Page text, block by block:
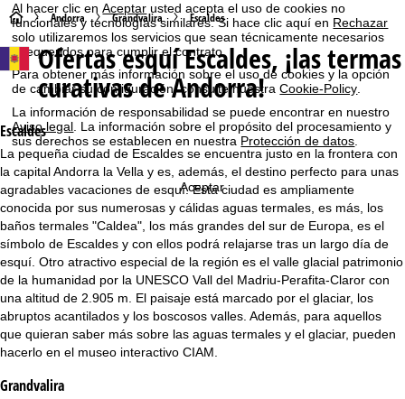
Al hacer clic enAceptar usted acepta el uso de cookies no
funcionales y tecnologías similares. Si hace clic aquí en Rechazar
solo utilizaremos los servicios que sean técnicamente necesarios
y requeridos para cumplir el contrato.
Para obtener más información sobre el uso de cookies y la opción
de cambiar su configuración, consulte nuestraCookie-Policy
La información de responsabilidad se puede encontrar en nuestro
Aviso legal . La información sobre el propósito del procesamiento y
sus derechos se establecen en nuestra Protección de datos
Aceptar
P
á
g
i
a
p
r
i
n
c
Andorra Grandvalira Escaldes
Ofertas esquíEscaldes, ¡las termas
curativas de Andorra!
Escaldes
La pequeña ciudad de Escaldes se encuentra justo en la frontera con
la capital Andorra la Vella y es, además, el destino perfecto para unas
agradables vacaciones de esquí. Esta ciudad es ampliamente
conocida por sus numerosas y cálidas aguas termales, es más, los
baños termales "Caldea", los más grandes del sur de Europa, es el
símbolo de Escaldes y con ellos podrá relajarse tras un largo día de
esquí. Otro atractivo especial de la región es el valle glacial patrimonio
de la humanidad por la UNESCO Vall del Madriu-Perafita-Claror con
una altitud de 2.905 m. El paisaje está marcado por el glaciar, los
abruptos acantilados y los boscosos valles. Además, para aquellos
que quieran saber más sobre las aguas termales y el glaciar, pueden
hacerlo en el museo interactivo CIAM.
Grandvalira